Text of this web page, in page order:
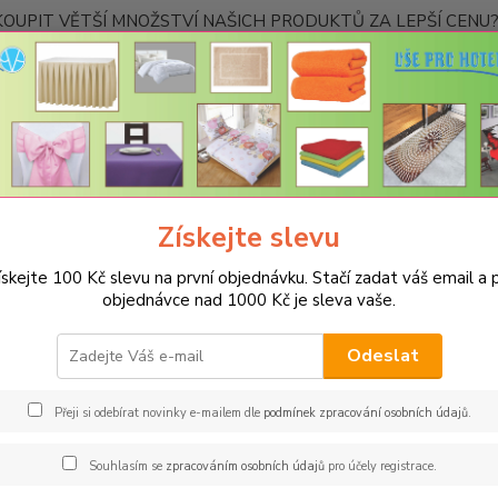
VĚTŠÍ MNOŽSTVÍ NAŠICH PRODUKTŮ ZA LEPŠÍ
Kontakty
Hledat
Podsedáky na židle Prošívaný sedák Bamberk – černé
sedák Bamberk – černé
Získejte slevu
100 Kč slevu na první objednávku. Stačí zadat váš email a
objednávce nad 1000 Kč je sleva vaše.
Odeslat
Přeji si odebírat novinky e-mailem dle podmínek zpracování osobních údajů.
Souhlasím se zpracováním osobních údajůpro účely registrace.